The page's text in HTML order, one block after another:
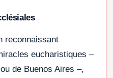
reconnaissant
eucharistiques –
de Buenos Aires –,